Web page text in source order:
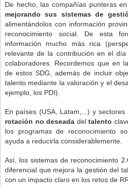
De hecho, las compañías punteras
mejorando sus sistemas de
alimentándolos con información
reconocimiento social. De esta
información mucho más rica
relevante de la contribución en el
colaboradores. Recordemos que en
de estos SDG, además de incluir
talento mediante la valoración y el
ejemplo, los PDI).
En países (USA, Latam,...) y sectores
rotación no deseada deltalento
los programas de reconocimiento
ayuda a reducirla considerablemente.
Así, los sistemas de reconocimiento
diferencial que mejora la gestión del
con un impacto claro en los retos de